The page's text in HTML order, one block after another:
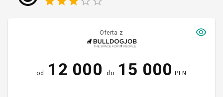
Oferta z
od 12 000 do 15 000 PLN